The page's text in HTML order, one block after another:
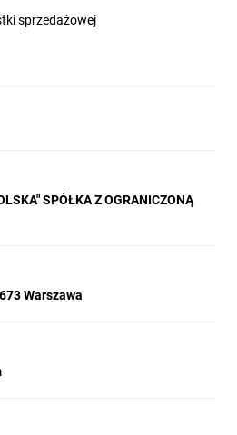
sprzedażowej
SPÓŁKA Z OGRANICZONĄ
Warszawa